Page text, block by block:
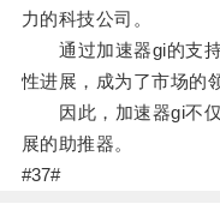
力的科技公司。
通过加速器gi的支持
性进展，成为了市场的
因此，加速器gi不仅
展的助推器。
#37#